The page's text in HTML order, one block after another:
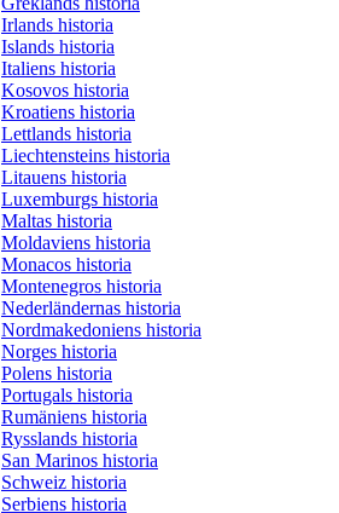
Irlands historia
Islands historia
Italiens historia
Kosovos historia
Kroatiens historia
Lettlands historia
Liechtensteins historia
Litauens historia
Luxemburgs historia
Maltas historia
Moldaviens historia
Monacos historia
Montenegros historia
Nederländernas historia
Nordmakedoniens historia
Norges historia
Polens historia
Portugals historia
Rumäniens historia
Rysslands historia
San Marinos historia
Schweiz historia
Serbiens historia